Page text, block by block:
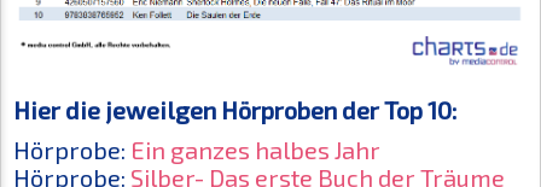
Hier die jeweilgen Hörproben der Top 10:
Hörprobe: Ein ganzes halbes Jahr
Hörprobe: Silber- Das erste Buch der Träume